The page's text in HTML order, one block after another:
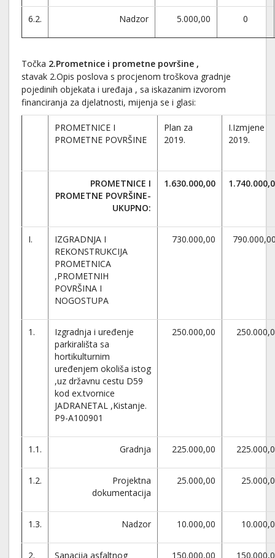
6.2. Nadzor 5.000,00 0
Točka 2.Prometnice i prometne površine ,
stavak 2.Opis poslova s procjenom troškova gradnje
pojedinih objekata i uređaja , sa iskazanim izvorom
financiranja za djelatnosti, mijenja se i glasi:
PROMETNICE I
PROMETNE POVRŠINE
Plan za
2019.
I.Izmjene
2019.
PROMETNICE I
PROMETNE POVRŠINE-
UKUPNO:
1.630.000,00
I.
IZGRADNJA I
REKONSTRUKCIJA
PROMETNICA
,PROMETNIH
POVRŠINA I
NOGOSTUPA
730.000,00
1.
Izgradnja i uređenje
parkirališta sa
hortikulturnim
uređenjem okoliša istog
,uz državnu cestu D59
kod ex.tvornice
JADRANETAL ,Kistanje.
P9-A100901
250.000,00
1.1. Gradnja 225.000,00
1.2.
Projektna
dokumentacija
25.000,00
1.3. Nadzor 10.000,00
2.
Sanacija asfaltnog
150.000,00